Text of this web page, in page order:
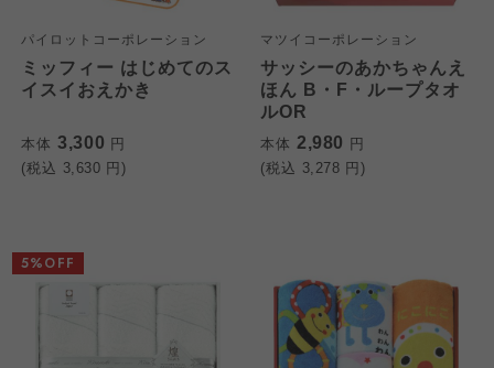
パイロットコーポレーション
ミッフィー はじめてのス
イスイおえかき
本体 3,300 円
(税込 3,630 円)
マツイコーポレーション
サッシーのあかちゃんえ
ほん B・F・ループタオ
ルOR
本体 2,980 円
(税込 3,278 円)
5%OFF